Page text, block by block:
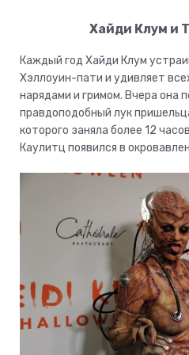
Хайди Клум и
Каждый год Хайди Клум
Хэллоуин-пати и удивляет
нарядами и гримом. Вчера она
правдоподобный лук
которого заняла более 12
Каулитц появился в